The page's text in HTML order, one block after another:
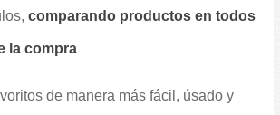
comparando productos en todos
la compra
de manera más fácil, úsado y